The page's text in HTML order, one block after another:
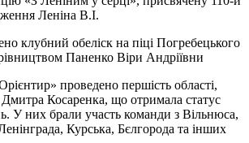
Леніна В.І.
клубний обеліск на піці Погребецького
Паненко Віри Андріївни
проведено першість області,
Косаренка, що отримала статус
У них брали участь команди з Вільнюса,
Курська, Бєлгорода та інших